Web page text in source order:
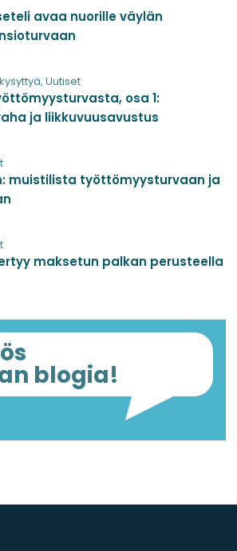
avaa nuorille väylän
, Uutiset
osa 1:
ja liikkuvuusavustus
muistilista työttömyysturvaan ja
maksetun palkan perusteella
blogia!